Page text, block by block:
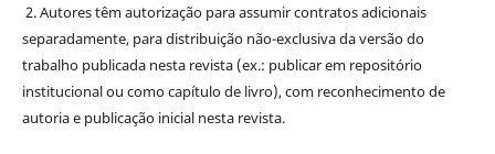
2. Autores têm autorização para assumir contratos adicionais
separadamente, para distribuição não-exclusiva da versão do
trabalho publicada nesta revista (ex.: publicar em repositório
institucional ou como capítulo de livro), com reconhecimento de
autoria e publicação inicial nesta revista.